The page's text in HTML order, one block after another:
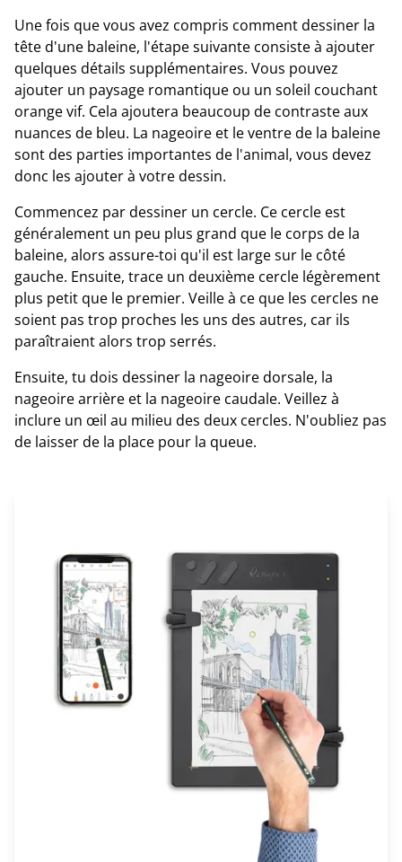
Une fois que vous avez compris comment dessiner la
tête d'une baleine, l'étape suivante consiste à ajouter
quelques détails supplémentaires. Vous pouvez
ajouter un paysage romantique ou un soleil couchant
orange vif. Cela ajoutera beaucoup de contraste aux
nuances de bleu. La nageoire et le ventre de la baleine
sont des parties importantes de l'animal, vous devez
donc les ajouter à votre dessin.
Commencez par dessiner un cercle. Ce cercle est
généralement un peu plus grand que le corps de la
baleine, alors assure-toi qu'il est large sur le côté
gauche. Ensuite, trace un deuxième cercle légèrement
plus petit que le premier. Veille à ce que les cercles ne
soient pas trop proches les uns des autres, car ils
paraîtraient alors trop serrés.
Ensuite, tu dois dessiner la nageoire dorsale, la
nageoire arrière et la nageoire caudale. Veillez à
inclure un œil au milieu des deux cercles. N'oubliez pas
de laisser de la place pour la queue.